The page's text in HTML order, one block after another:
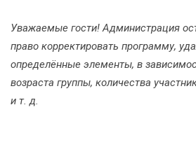
Уважаемые гости! Администрация
право корректировать программу,
определённые элементы, в
возраста группы, количества
и т. д.